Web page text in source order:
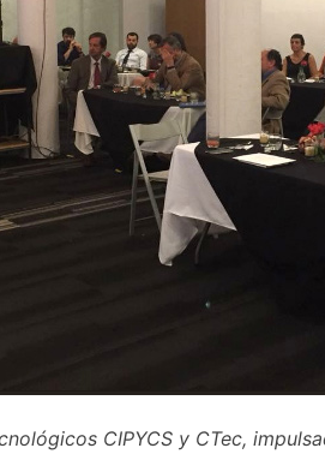
CIPYCS y CTec,